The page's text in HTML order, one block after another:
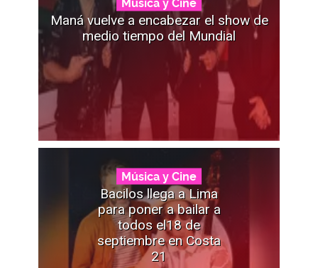
Música y Cine
Maná vuelve a encabezar el show de
medio tiempo del Mundial
Música y Cine
Bacilos llega a Lima
para poner a bailar a
todos el18 de
septiembre en Costa
21